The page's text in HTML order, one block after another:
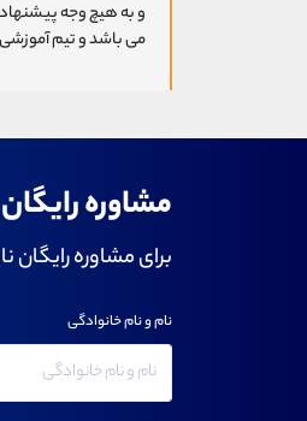
و به هیچ وجه
می باشد و تیم
مشاوره رایگان
برای مشاوره رایگان
نام و نام خانوادگی